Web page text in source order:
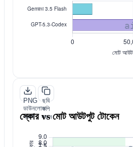
PNG
ডাউনলোড
করুন
ছবি
কপি
করুন
স্কোর vs মোট আউটপুট টোকেন